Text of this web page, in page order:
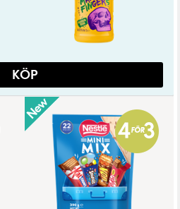
KÖP